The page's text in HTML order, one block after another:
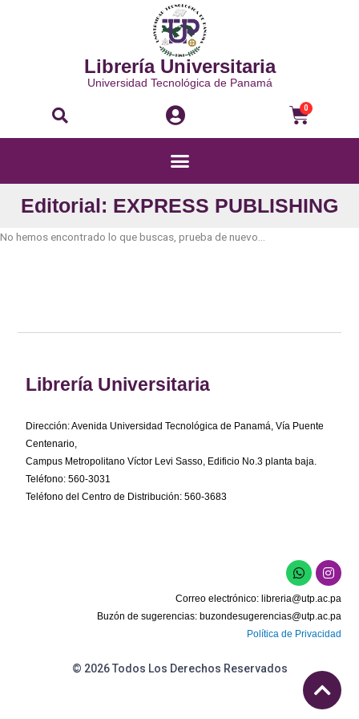
Librería Universitaria
Universidad Tecnológica de Panamá
Buscar 0
Menú
Editorial: EXPRESS PUBLISHING
No hemos encontrado lo que buscas, prueba de nuevo...
Librería Universitaria
Dirección: Avenida Universidad Tecnológica de Panamá, Vía Puente
Centenario,
Campus Metropolitano Víctor Levi Sasso, Edificio No.3 planta baja.
Teléfono: 560-3031
Teléfono del Centro de Distribución: 560-3683
W
h
a
t
s
a
p
I
n
s
t
a
g
r
m
Correo electrónico: libreria@utp.ac.pa
Buzón de sugerencias: buzondesugerencias@utp.ac.pa
Política de Privacidad
© 2026 Todos Los Derechos Reservados